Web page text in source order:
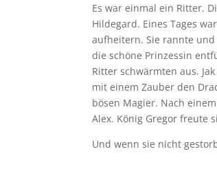
Es war einmal ein Ritter.
Hildegard. Eines Tages
aufheitern. Sie rannte
die schöne Prinzessin
Ritter schwärmten aus.
mit einem Zauber den
bösen Magier. Nach
Alex. König Gregor freute
Und wenn sie nicht